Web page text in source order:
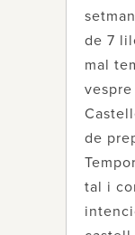
de 7
mal
de
tal i